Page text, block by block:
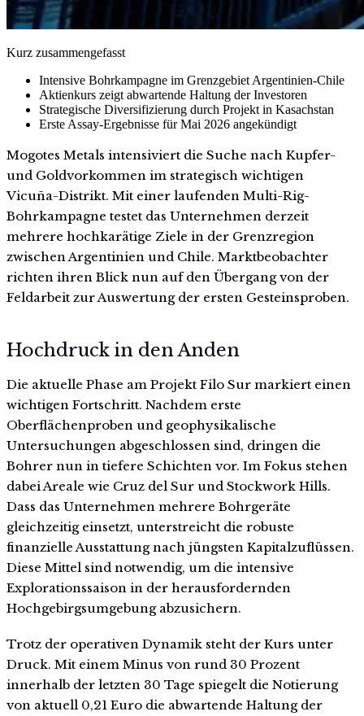
Kurz zusammengefasst
Intensive Bohrkampagne im Grenzgebiet Argentinien-Chile
Aktienkurs zeigt abwartende Haltung der Investoren
Strategische Diversifizierung durch Projekt in Kasachstan
Erste Assay-Ergebnisse für Mai 2026 angekündigt
Mogotes Metals intensiviert die Suche nach Kupfer-
und Goldvorkommen im strategisch wichtigen
Vicuña-Distrikt. Mit einer laufenden Multi-Rig-
Bohrkampagne testet das Unternehmen derzeit
mehrere hochkarätige Ziele in der Grenzregion
zwischen Argentinien und Chile. Marktbeobachter
richten ihren Blick nun auf den Übergang von der
Feldarbeit zur Auswertung der ersten Gesteinsproben.
Hochdruck in den Anden
Die aktuelle Phase am Projekt Filo Sur markiert einen
wichtigen Fortschritt. Nachdem erste
Oberflächenproben und geophysikalische
Untersuchungen abgeschlossen sind, dringen die
Bohrer nun in tiefere Schichten vor. Im Fokus stehen
dabei Areale wie Cruz del Sur und Stockwork Hills.
Dass das Unternehmen mehrere Bohrgeräte
gleichzeitig einsetzt, unterstreicht die robuste
finanzielle Ausstattung nach jüngsten Kapitalzuflüssen.
Diese Mittel sind notwendig, um die intensive
Explorationssaison in der herausfordernden
Hochgebirgsumgebung abzusichern.
Trotz der operativen Dynamik steht der Kurs unter
Druck. Mit einem Minus von rund 30 Prozent
innerhalb der letzten 30 Tage spiegelt die Notierung
von aktuell 0,21 Euro die abwartende Haltung der